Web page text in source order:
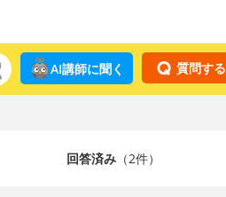
質問する
AI講師に聞く
回答済み（2件）